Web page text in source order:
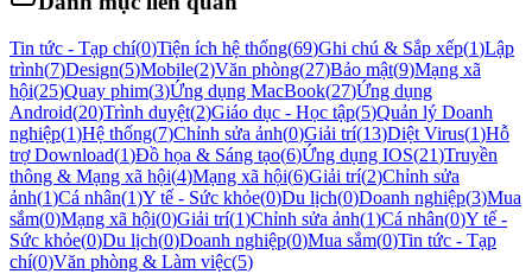
Tin tức - Tạp chí(0)Tiện ích hệ thống(69)Ghi chú & Sắp xếp(1)Lập
trình(7)Design(5)Mobile(2)Văn phòng(27)Bảo mật(9)Mạng xã
hội(25)Quay phim(3)Ứng dụng MacBook(27)Ứng dụng
Android(20)Trình duyệt(2)Giáo dục - Học tập(5)Quản lý Doanh
nghiệp(1)Hệ thống(7)Chỉnh sửa ảnh(0)Giải trí(13)Diệt Virus(1)Hỗ
trợ Download(1)Đồ họa & Sáng tạo(6)Ứng dụng IOS(21)Truyền
thông & Mạng xã hội(4)Mạng xã hội(6)Giải trí(2)Chỉnh sửa
ảnh(1)Cá nhân(1)Y tế - Sức khỏe(0)Du lịch(0)Doanh nghiệp(3)Mua
sắm(0)Mạng xã hội(0)Giải trí(1)Chỉnh sửa ảnh(1)Cá nhân(0)Y tế -
Sức khỏe(0)Du lịch(0)Doanh nghiệp(0)Mua sắm(0)Tin tức - Tạp
chí(0)Văn phòng & Làm việc(5)